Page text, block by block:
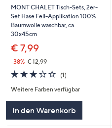
MONT CHALET Tisch-Sets, 2er-
Set Hase Fell-Applikation 100%
Baumwolle waschbar, ca.
30x45cm
€ 7,99
-38% € 12,99
3.0
von
5
(1)
Weitere Farben verfügbar
In den Warenkorb